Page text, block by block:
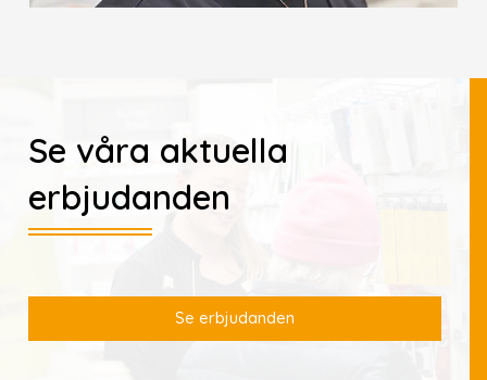
Se våra aktuella
erbjudanden
Se erbjudanden